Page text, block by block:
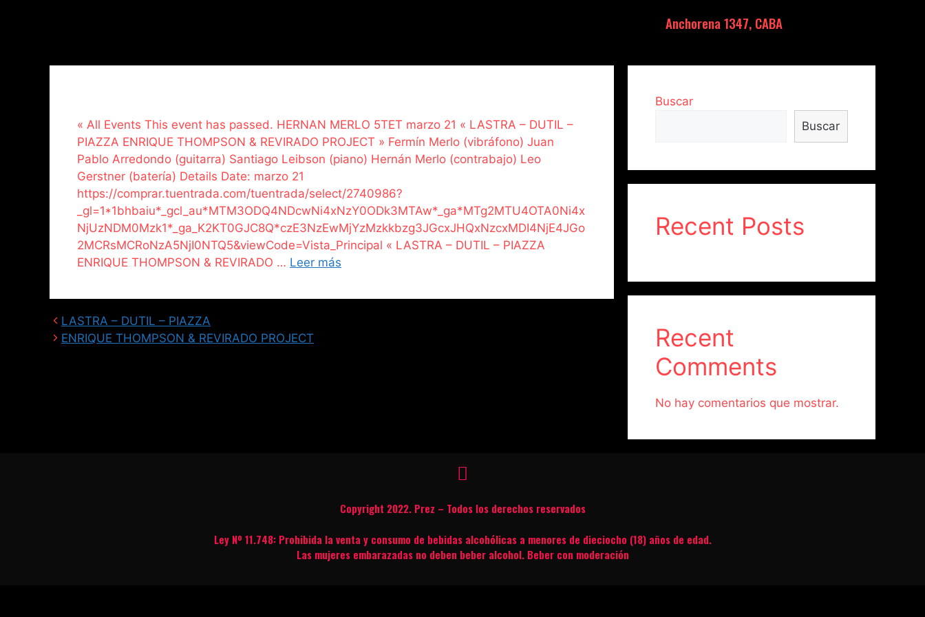
Anchorena 1347, CABA
« All Events This event has passed. HERNAN MERLO 5TET marzo 21 « LASTRA – DUTIL –
PIAZZA ENRIQUE THOMPSON & REVIRADO PROJECT » Fermín Merlo (vibráfono) Juan
Pablo Arredondo (guitarra) Santiago Leibson (piano) Hernán Merlo (contrabajo) Leo
Gerstner (batería) Details Date: marzo 21
https://comprar.tuentrada.com/tuentrada/select/2740986?
_gl=1*1bhbaiu*_gcl_au*MTM3ODQ4NDcwNi4xNzY0ODk3MTAw*_ga*MTg2MTU4OTA0Ni4x
NjUzNDM0Mzk1*_ga_K2KT0GJC8Q*czE3NzEwMjYzMzkkbzg3JGcxJHQxNzcxMDI4NjE4JGo
2MCRsMCRoNzA5NjI0NTQ5&viewCode=Vista_Principal « LASTRA – DUTIL – PIAZZA
ENRIQUE THOMPSON & REVIRADO … Leer más
LASTRA – DUTIL – PIAZZA
ENRIQUE THOMPSON & REVIRADO PROJECT
Buscar
Buscar
Recent Posts
Recent
Comments
No hay comentarios que mostrar.
Copyright 2022. Prez – Todos los derechos reservados
Ley Nº 11.748: Prohibida la venta y consumo de bebidas alcohólicas a menores de dieciocho (18) años de edad.
Las mujeres embarazadas no deben beber alcohol. Beber con moderación